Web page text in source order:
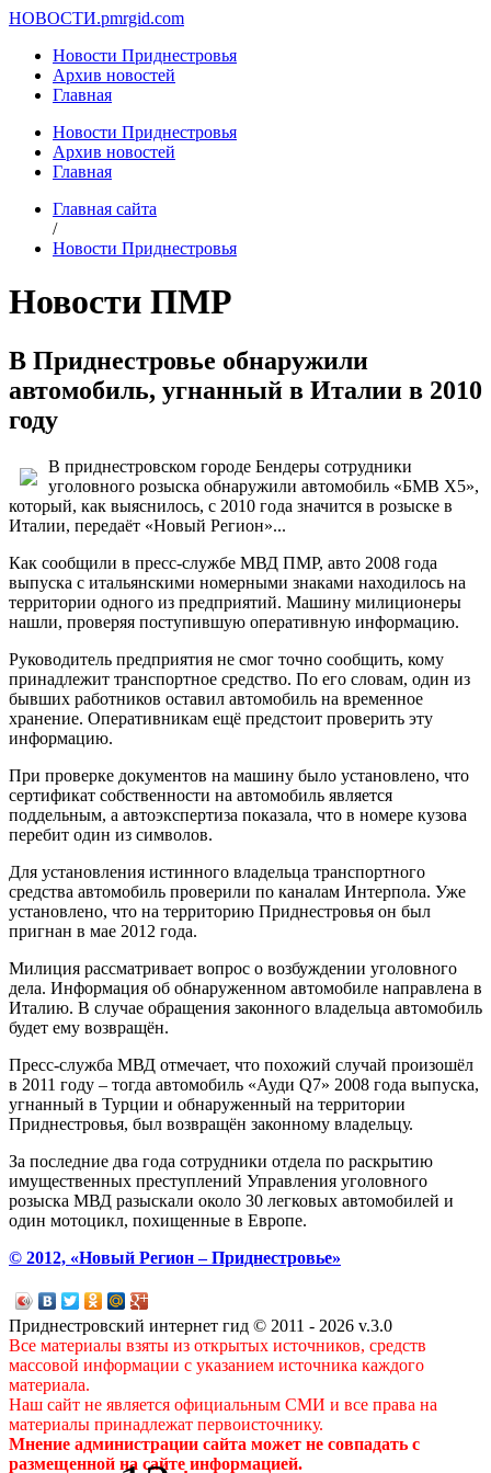
НОВОСТИ.pmrgid.com
Новости Приднестровья
Архив новостей
Главная
Новости Приднестровья
Архив новостей
Главная
Главная сайта
/
Новости Приднестровья
Новости ПМР
В Приднестровье обнаружили
автомобиль, угнанный в Италии в 2010
году
В приднестровском городе Бендеры сотрудники
уголовного розыска обнаружили автомобиль «БМВ Х5»,
который, как выяснилось, с 2010 года значится в розыске в
Италии, передаёт «Новый Регион»...
Как сообщили в пресс-службе МВД ПМР, авто 2008 года
выпуска с итальянскими номерными знаками находилось на
территории одного из предприятий. Машину милиционеры
нашли, проверяя поступившую оперативную информацию.
Руководитель предприятия не смог точно сообщить, кому
принадлежит транспортное средство. По его словам, один из
бывших работников оставил автомобиль на временное
хранение. Оперативникам ещё предстоит проверить эту
информацию.
При проверке документов на машину было установлено, что
сертификат собственности на автомобиль является
поддельным, а автоэкспертиза показала, что в номере кузова
перебит один из символов.
Для установления истинного владельца транспортного
средства автомобиль проверили по каналам Интерпола. Уже
установлено, что на территорию Приднестровья он был
пригнан в мае 2012 года.
Милиция рассматривает вопрос о возбуждении уголовного
дела. Информация об обнаруженном автомобиле направлена в
Италию. В случае обращения законного владельца автомобиль
будет ему возвращён.
Пресс-служба МВД отмечает, что похожий случай произошёл
в 2011 году – тогда автомобиль «Ауди Q7» 2008 года выпуска,
угнанный в Турции и обнаруженный на территории
Приднестровья, был возвращён законному владельцу.
За последние два года сотрудники отдела по раскрытию
имущественных преступлений Управления уголовного
розыска МВД разыскали около 30 легковых автомобилей и
один мотоцикл, похищенные в Европе.
© 2012, «Новый Регион – Приднестровье»
Приднестровский интернет гид © 2011 - 2026 v.3.0
Все материалы взяты из открытых источников, средств
массовой информации с указанием источника каждого
материала.
Наш сайт не является официальным СМИ и все права на
материалы принадлежат первоисточнику.
Мнение администрации сайта может не совпадать с
размещенной на сайте информацией.